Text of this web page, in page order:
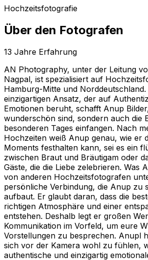
Hochzeitsfotografie
Über den Fotografen
13 Jahre Erfahrung
AN Photography, unter der Leitung
Nagpal, ist spezialisiert auf
Hamburg-Mitte und Norddeutschland.
einzigartigen Ansatz, der auf
Emotionen beruht, schafft Anup
wunderschön sind, sondern auch die
besonderen Tages einfangen. Nach
Hochzeiten weiß Anup genau, wie er
Moments festhalten kann, sei es ein
zwischen Braut und Bräutigam oder
Gäste, die die Liebe zelebrieren. Was
von anderen Hochzeitsfotografen
persönliche Verbindung, die Anup zu
aufbaut. Er glaubt daran, dass die
richtigen Atmosphäre und einer
entstehen. Deshalb legt er großen
Kommunikation im Vorfeld, um eure
Vorstellungen zu besprechen. Anupl
sich vor der Kamera wohl zu fühlen,
authentische und einzigartig